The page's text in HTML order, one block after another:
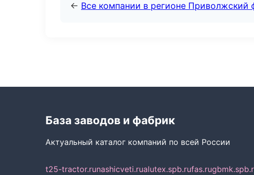
← Все компании в регионе Приволжский
База заводов и фабрик
Актуальный каталог компаний по всей России
t25-tractor.runashicveti.rualutex.spb.rufas.ru